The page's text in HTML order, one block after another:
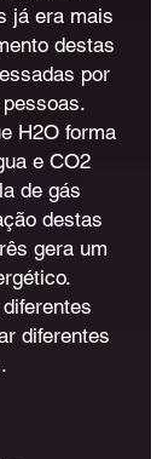
já era mais
destas
por
H2O forma
e CO2
de gás
destas
gera um
diferentes